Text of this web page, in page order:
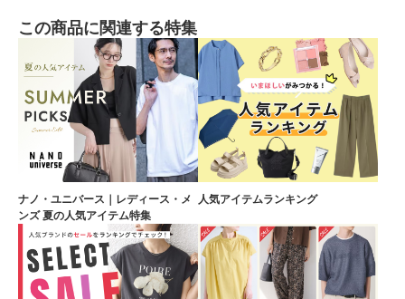
この商品に関連する特集
ナノ・ユニバース｜レディース・メ
ンズ 夏の人気アイテム特集
人気アイテムランキング